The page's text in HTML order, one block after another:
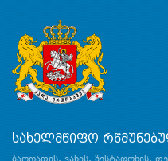
სახელმწიფო
ბაღდათის, ვანის, ზესტაფონის,